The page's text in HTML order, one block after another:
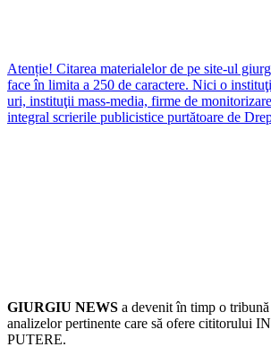
Atenție! Citarea materialelor de pe site-ul
face în limita a 250 de caractere. Nici o
uri, instituţii mass-media, firme de
integral scrierile publicistice purtătoare de
GIURGIU NEWS a devenit în timp o
analizelor pertinente care să ofere cititorului
PUTERE.